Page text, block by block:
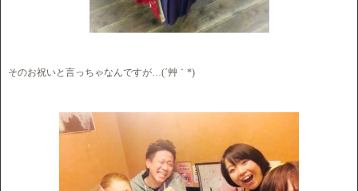
そのお祝いと言っちゃなんですが…(´艸｀*)